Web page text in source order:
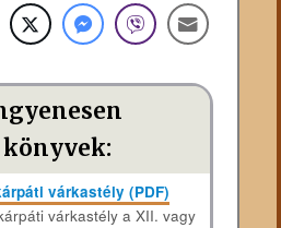
várkastély (PDF)
várkastély a XII. vagy